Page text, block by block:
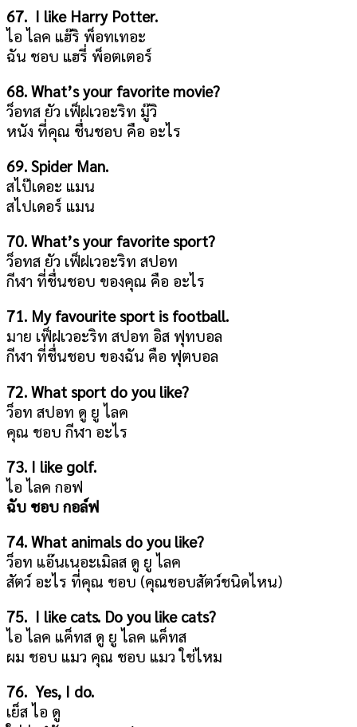
67. I like Harry Potter.
ไอ ไลค แฮ๊ริ พ็อทเทอะ
ฉัน ชอบ แฮรี่ พ็อตเตอร์
68. What’s your favorite movie?
ว็อทส ยัว เฟ็ฝเวอะริท มู๊วิ
หนัง ที่คุณ ชื่นชอบ คือ อะไร
69. Spider Man.
สไป๊เดอะ แมน
สไปเดอร์ แมน
70. What’s your favorite sport?
ว็อทส ยัว เฟ็ฝเวอะริท สปอท
กีฬา ที่ชื่นชอบ ของคุณ คือ อะไร
71. My favourite sport is football.
มาย เฟ็ฝเวอะริท สปอท อิส ฟุทบอล
กีฬา ที่ชื่นชอบ ของฉัน คือ ฟุตบอล
72. What sport do you like?
ว็อท สปอท ดู ยู ไลค
คุณ ชอบ กีฬา อะไร
73. I like golf.
ไอ ไลค กอฟ
ฉับ ชอบ กอล์ฟ
74. What animals do you like?
ว็อท แอ๊นเนอะเมิลส ดู ยู ไลค
สัตว์ อะไร ที่คุณ ชอบ (คุณชอบสัตว์ชนิดไหน)
75. I like cats. Do you like cats?
ไอ ไลค แค็ทส ดู ยู ไลค แค็ทส
ผม ชอบ แมว คุณ ชอบ แมว ใช่ไหม
76. Yes, I do.
เย็ส ไอ ดู